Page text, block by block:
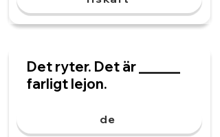
Det ryter. Det är ______
farligt lejon.
de